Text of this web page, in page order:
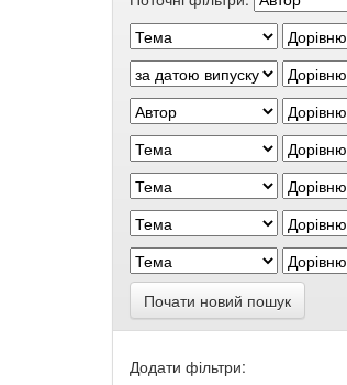
Почати новий пошук
Додати фільтри: